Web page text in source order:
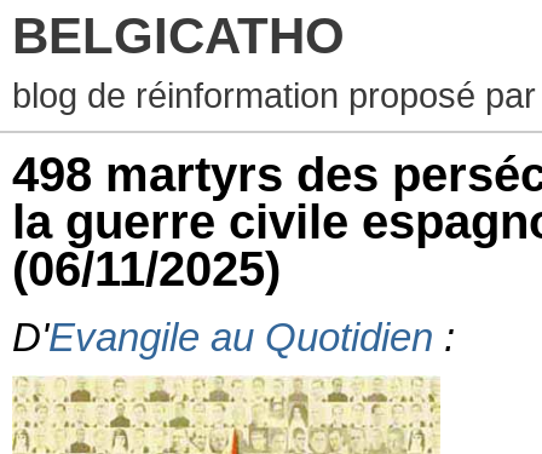
BELGICATHO
blog de réinformation proposé
498 martyrs des
la guerre civile
(06/11/2025)
D'Evangile au Quotidien :